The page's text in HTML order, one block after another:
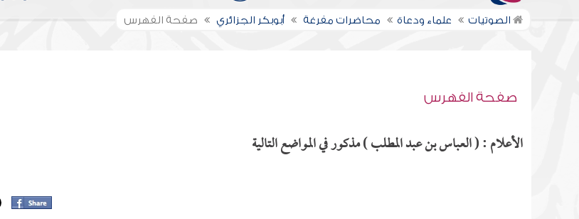
الصوتيات علماء ودعاة محاضرات مفرغة أبوبكر الجزائري صفحة الفهرس
صفحة الفهرس
الأعلام : ( العباس بن عبد المطلب ) مذكور في المواضع التالية